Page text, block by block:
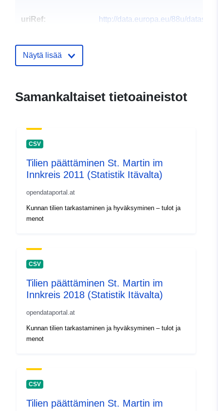
uriRef:
http://data.europa.eu/88u/
Näytä lisää
Samankaltaiset tietoaineistot
CSV
Tilien päättäminen St. Martin im
Innkreis 2011 (Statistik Itävalta)
opendataportal.at
Kunnan tilien tarkastaminen ja hyväksyminen – tulot ja
menot
CSV
Tilien päättäminen St. Martin im
Innkreis 2018 (Statistik Itävalta)
opendataportal.at
Kunnan tilien tarkastaminen ja hyväksyminen – tulot ja
menot
CSV
Tilien päättäminen St. Martin im